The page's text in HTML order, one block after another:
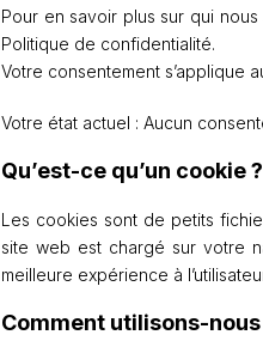
Pour en savoir plus sur qui
Politique de confidentialité.
Votre consentement s’applique
Votre état actuel : Aucun
Qu’est-ce qu’un cookie ?
Les cookies sont de petits
site web est chargé sur votre
meilleure expérience à
Comment utilisons-